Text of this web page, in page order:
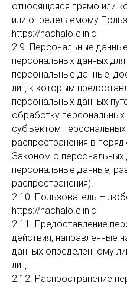
относящаяся прямо или
или определяемому
https://nachalo.clinic
2.9. Персональные
персональных данных
персональные данные,
лиц к которым
персональных данных
обработку
субъектом
распространения в
Законом о персональных
персональные данные,
распространения).
2.10. Пользователь –
https://nachalo.clinic
2.11. Предоставление
действия, направленные
данных определенному
лиц.
2.12. Распространение